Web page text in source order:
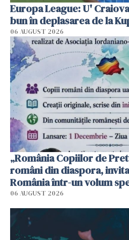
Europa League: U'
bun în deplasarea de la
06 AUGUST 2026
„România Copiilor de
români din diaspora,
România într-un volum
06 AUGUST 2026